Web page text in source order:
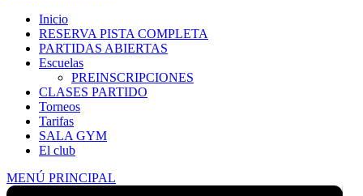
Inicio
RESERVA PISTA COMPLETA
PARTIDAS ABIERTAS
Escuelas
PREINSCRIPCIONES
CLASES PARTIDO
Torneos
Tarifas
SALA GYM
El club
MENÚ PRINCIPAL